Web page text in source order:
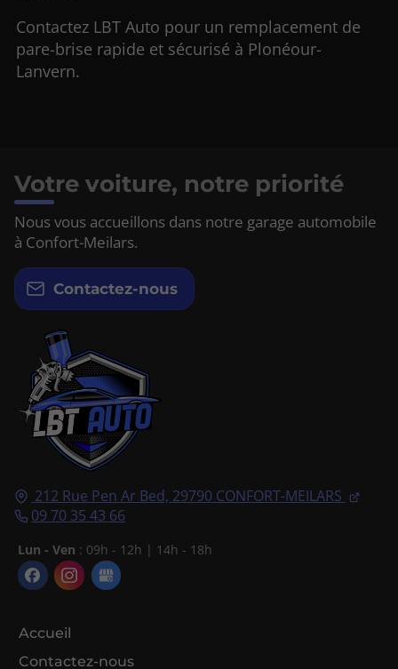
Contactez LBT Auto pour un remplacement de
pare-brise rapide et sécurisé à Plonéour-
Lanvern.
212 Rue Pen Ar Bed, 29790 CONFORT-MEILARS
09 70 35 43 66
Lun - Ven : 09h - 12h | 14h - 18h
Accueil
Contactez-nous
Votre voiture, notre priorité
Nous vous accueillons dans notre garage automobile
à Confort-Meilars.
Contactez-nous